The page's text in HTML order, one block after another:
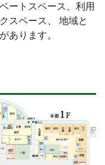
ートスペース、利用
スペース、 地域と
あります。